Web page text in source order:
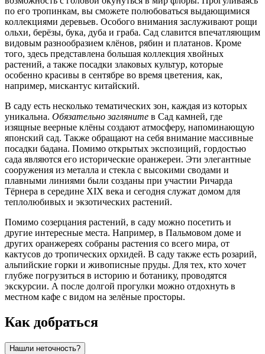
по его тропинкам, вы сможете полюбоваться выдающимися
коллекциями деревьев. Особого внимания заслуживают рощи
ольхи, берёзы, бука, дуба и граба. Сад славится впечатляющим
видовым разнообразием клёнов, рябин и платанов. Кроме
того, здесь представлена большая коллекция хвойных
растений, а также посадки злаковых культур, которые
особенно красивы в сентябре во время цветения, как,
например, мискантус китайский.
В саду есть несколько тематических зон, каждая из которых
уникальна. Обязательно загляните в Сад камней, где
изящные веерные клёны создают атмосферу, напоминающую
японский сад. Также обращают на себя внимание массивные
посадки бадана. Помимо открытых экспозиций, гордостью
сада являются его исторические оранжереи. Эти элегантные
сооружения из металла и стекла с высокими сводами и
плавными линиями были созданы при участии Ричарда
Тёрнера в середине XIX века и сегодня служат домом для
теплолюбивых и экзотических растений.
Помимо созерцания растений, в саду можно посетить и
другие интересные места. Например, в Пальмовом доме и
других оранжереях собраны растения со всего мира, от
кактусов до тропических орхидей. В саду также есть розарий,
альпийские горки и живописные пруды. Для тех, кто хочет
глубже погрузиться в историю и ботанику, проводятся
экскурсии. А после долгой прогулки можно отдохнуть в
местном кафе с видом на зелёные просторы.
Как добраться
Нашли неточность?